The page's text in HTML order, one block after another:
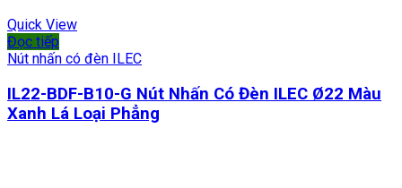
Quick View
Đọc tiếp
Nút nhấn có đèn ILEC
IL22-BDF-B10-G Nút Nhấn Có Đèn ILEC Ø22 Màu
Xanh Lá Loại Phẳng